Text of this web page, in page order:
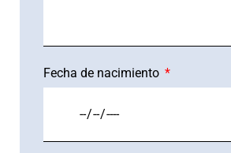
Fecha de nacimiento